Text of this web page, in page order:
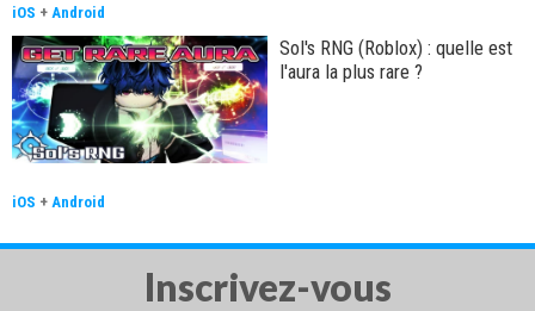
iOS + Android
Sol's RNG (Roblox) : quelle est
l'aura la plus rare ?
iOS + Android
Inscrivez-vous